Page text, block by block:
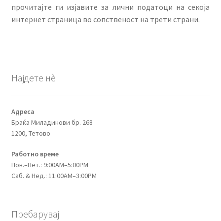
прочитајте ги изјавите за лични податоци на секоја
интернет страница во сопственост на трети страни.
Најдете нѐ
Адреса
Браќа Миладинови бр. 268
1200, Тетово
Работно време
Пон.–Пет.: 9:00AM–5:00PM
Саб. & Нед.: 11:00AM–3:00PM
Пребарувај